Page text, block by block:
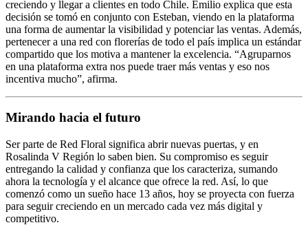
creciendo y llegar a clientes en todo Chile. Emilio explica que esta
decisión se tomó en conjunto con Esteban, viendo en la plataforma
una forma de aumentar la visibilidad y potenciar las ventas. Además,
pertenecer a una red con florerías de todo el país implica un estándar
compartido que los motiva a mantener la excelencia. “Agruparnos
en una plataforma extra nos puede traer más ventas y eso nos
incentiva mucho”, afirma.
Mirando hacia el futuro
Ser parte de Red Floral significa abrir nuevas puertas, y en
Rosalinda V Región lo saben bien. Su compromiso es seguir
entregando la calidad y confianza que los caracteriza, sumando
ahora la tecnología y el alcance que ofrece la red. Así, lo que
comenzó como un sueño hace 13 años, hoy se proyecta con fuerza
para seguir creciendo en un mercado cada vez más digital y
competitivo.